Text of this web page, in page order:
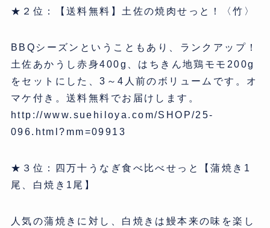
★２位：【送料無料】土佐の焼肉せっと！〈竹〉
BBQシーズンということもあり、ランクアップ！
土佐あかうし赤身400g、はちきん地鶏モモ200g
をセットにした、3～4人前のボリュームです。オ
マケ付き。送料無料でお届けします。
http://www.suehiloya.com/SHOP/25-
096.html?mm=09913
★３位：四万十うなぎ食べ比べせっと【蒲焼き1
尾、白焼き1尾】
人気の蒲焼きに対し、白焼きは鰻本来の味を楽し